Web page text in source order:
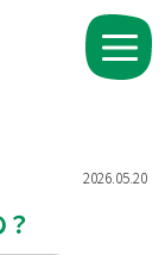
2026.05.20
？